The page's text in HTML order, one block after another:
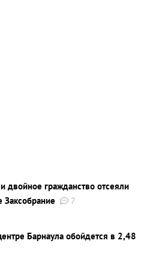
двойное гражданство отсеяли
7
Барнаула обойдется в 2,48